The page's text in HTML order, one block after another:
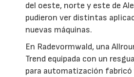
del oeste, norte y este de
pudieron ver distintas
nuevas máquinas.
En Radevormwald, una
Trend equipada con un
para automatización fabricó